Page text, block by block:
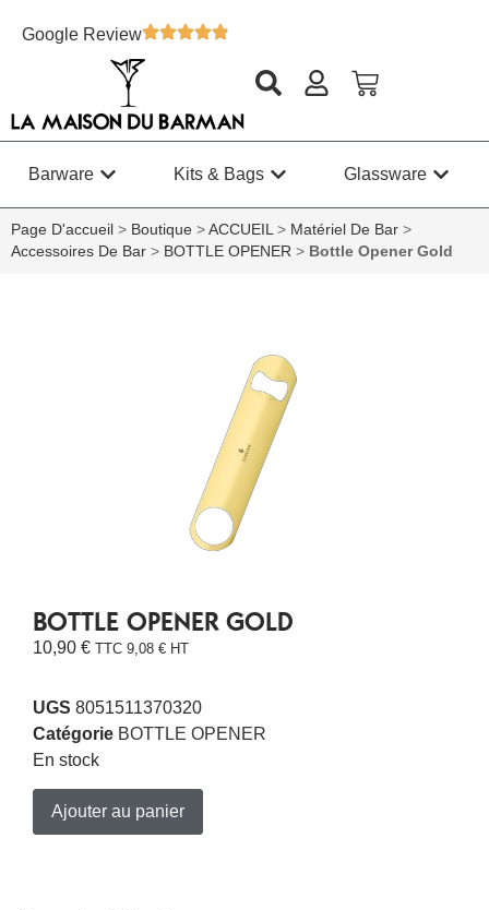
Google Review
Barware Kits & Bags Glassware
Page D'accueil > Boutique > ACCUEIL> Matériel De Bar >
Accessoires De Bar > BOTTLE OPENER > Bottle Opener Gold
BOTTLE OPENER GOLD
10,90 € TTC 9,08 € HT
UGS 8051511370320
Catégorie BOTTLE OPENER
En stock
Ajouter au panier